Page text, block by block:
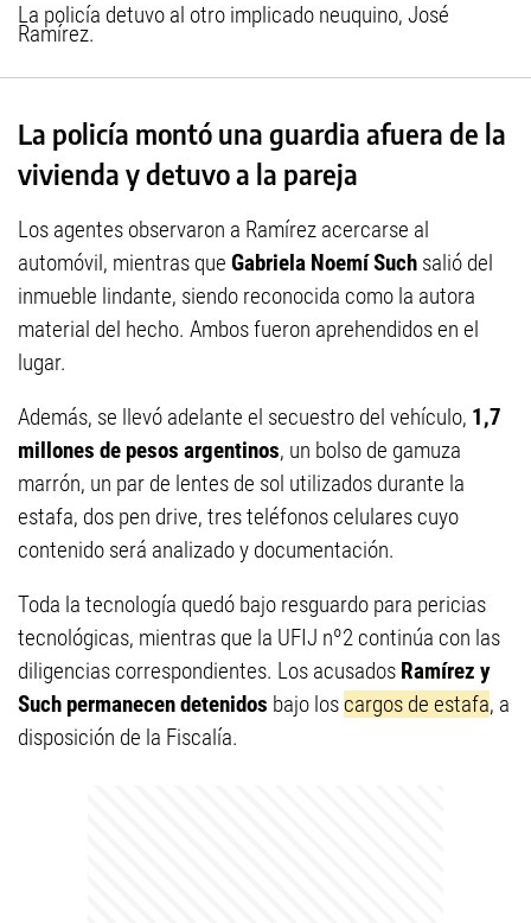
La policía detuvo al otro implicado neuquino, José
Ramírez.
La policía montó una guardia afuera de la
vivienda y detuvo a la pareja
Los agentes observaron a Ramírez acercarse al
automóvil, mientras que Gabriela Noemí Such salió del
inmueble lindante, siendo reconocida como la autora
material del hecho. Ambos fueron aprehendidos en el
lugar.
Además, se llevó adelante el secuestro del vehículo, 1,7
millones de pesos argentinos, un bolso de gamuza
marrón, un par de lentes de sol utilizados durante la
estafa, dos pen drive, tres teléfonos celulares cuyo
contenido será analizado y documentación.
Toda la tecnología quedó bajo resguardo para pericias
tecnológicas, mientras que la UFIJ nº2 continúa con las
diligencias correspondientes. Los acusados Ramírez y
Such permanecen detenidos bajo los cargos de estafa, a
disposición de la Fiscalía.